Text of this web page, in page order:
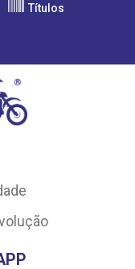
Títulos